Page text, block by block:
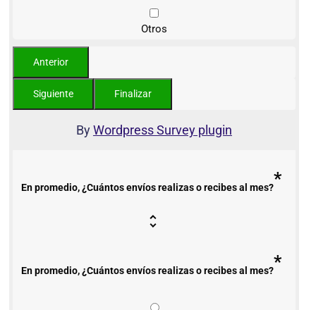
Otros
ByWordpress Survey plugin
En promedio, ¿Cuántos envíos realizas o recibes al mes?*
En promedio, ¿Cuántos envíos realizas o recibes al mes?*